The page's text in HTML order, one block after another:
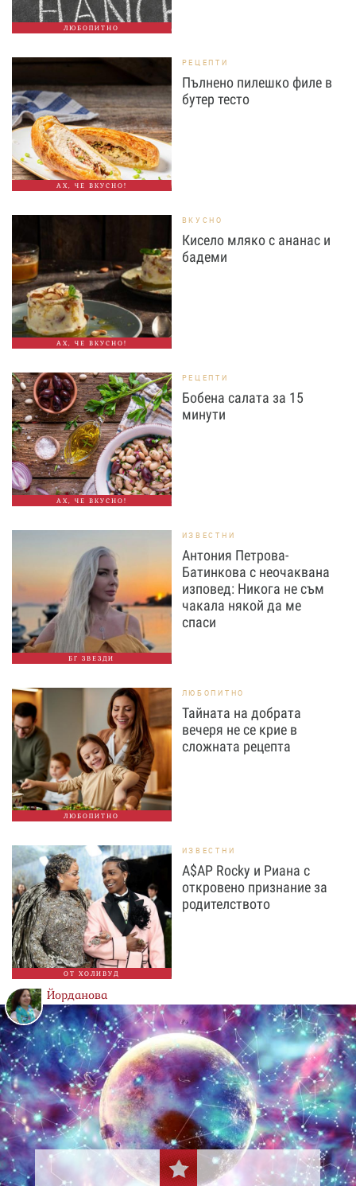
ЛЮБОПИТНО
АХ, ЧЕ ВКУСНО!
РЕЦЕПТИ
Пълнено пилешко филе в
бутер тесто
АХ, ЧЕ ВКУСНО!
ВКУСНО
Кисело мляко с ананас и
бадеми
АХ, ЧЕ ВКУСНО!
РЕЦЕПТИ
Бобена салата за 15
минути
БГ ЗВЕЗДИ
ИЗВЕСТНИ
Антония Петрова-
Батинкова с неочаквана
изповед: Никога не съм
чакала някой да ме
спаси
ЛЮБОПИТНО
ЛЮБОПИТНО
Тайната на добрата
вечеря не се крие в
сложната рецепта
ОТ ХОЛИВУД
ИЗВЕСТНИ
A$AP Rocky и Риана с
откровено признание за
родителството
Йорданова